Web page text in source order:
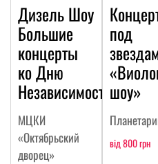
Дизель Шоу
Большие
концерты
ко Дню
Независимости
МЦКИ
«Октябрьский
дворец»
под
шоу»
від 800 грн